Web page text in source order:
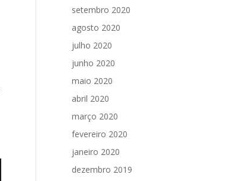
setembro 2020
agosto 2020
julho 2020
junho 2020
maio 2020
abril 2020
março 2020
fevereiro 2020
janeiro 2020
dezembro 2019